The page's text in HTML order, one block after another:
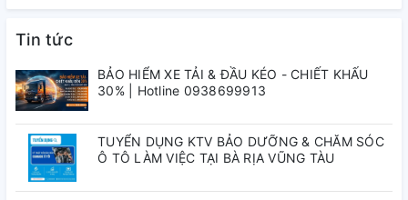
Tin tức
BẢO HIỂM XE TẢI & ĐẦU KÉO - CHIẾT KHẤU
30% | Hotline 0938699913
TUYỂN DỤNG KTV BẢO DƯỠNG & CHĂM SÓC
Ô TÔ LÀM VIỆC TẠI BÀ RỊA VŨNG TÀU